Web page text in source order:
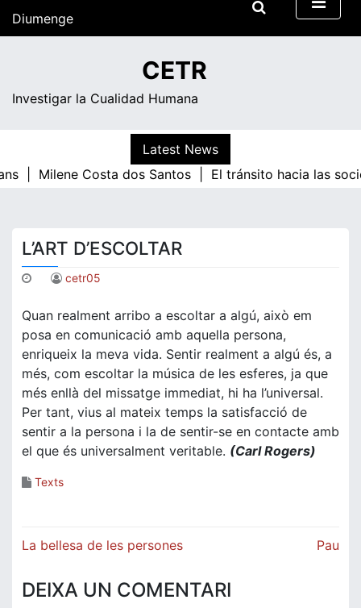
Diumenge
CETR
Investigar la Cualidad Humana
Latest News
|
Milene Costa dos Santos | El tránsito hacia las
L’ART D’ESCOLTAR
cetr05
Quan realment arribo a escoltar a algú, això em
posa en comunicació amb aquella persona,
enriqueix la meva vida. Sentir realment a algú és, a
més, com escoltar la música de les esferes, ja que
més enllà del missatge immediat, hi ha l’universal.
Per tant, vius al mateix temps la satisfacció de
sentir a la persona i la de sentir-se en contacte amb
el que és universalment veritable. (Carl Rogers)
Texts
Navegació
La bellesa de les persones Pau
DEIXA UN COMENTARI